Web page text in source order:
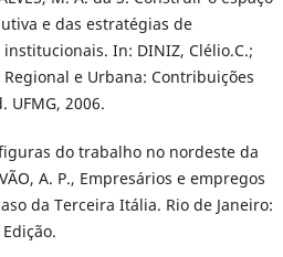
e das estratégias de
In: DINIZ, Clélio.C.;
Regional e Urbana: Contribuições
UFMG, 2006.
do trabalho no nordeste da
A. P., Empresários e empregos
da Terceira Itália. Rio de Janeiro: